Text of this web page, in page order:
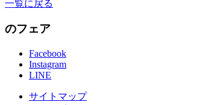
一覧に戻る
のフェア
Facebook
Instagram
LINE
サイトマップ